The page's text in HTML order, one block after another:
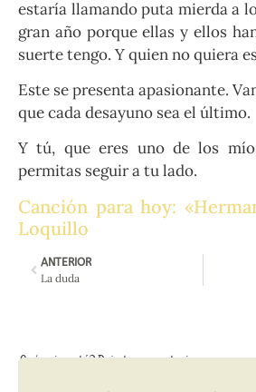
estaría llamando puta mierda a
gran año porque ellas y ellos
suerte tengo. Y quien no quiera
Este se presenta apasionante.
que cada desayuno sea el último.
Y tú, que eres uno de los
permitas seguir a tu lado.
Canción para hoy:
Loquillo
ANTERIOR
La duda
Qué opinas tú? Deja tu comentario